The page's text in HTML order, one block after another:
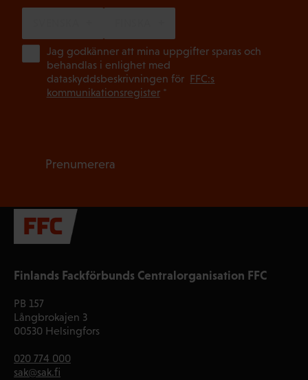
Finlands Fackförbunds Centralorganisation FFC
PB 157
Långbrokajen 3
00530 Helsingfors
020 774 000
sak@sak.fi
Jag godkänner att mina uppgifter sparas och
behandlas i enlighet med
dataskyddsbeskrivningen för FFC:s
kommunikationsregister*
Prenumerera